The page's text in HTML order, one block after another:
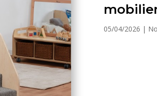
05/04/2026 |